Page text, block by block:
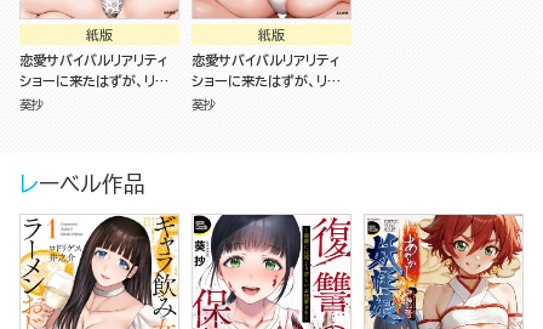
紙版
恋愛サバイバルリアリティ
ショーに来たはずが、リア
ルサバイバルデスゲームを
葵抄
紙版
恋愛サバイバルリアリティ
ショーに来たはずが、リア
ルサバイバルデスゲームを
葵抄
レーベル作品